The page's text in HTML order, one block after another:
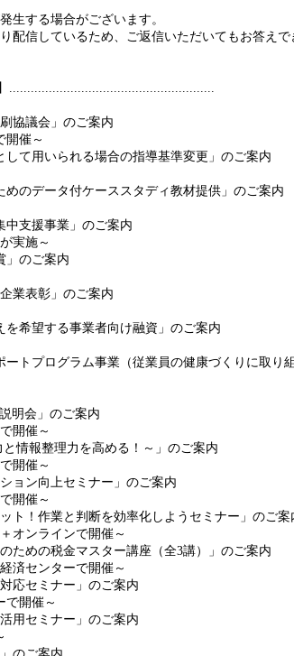
生する場合がございます。
配信しているため、ご返信いただいてもお答えで
.........................................................
協議会」のご案内
催～
して用いられる場合の指導基準変更」のご案内
めのデータ付ケーススタディ教材提供」のご案内
中支援事業」のご案内
実施～
」のご案内
業表彰」のご案内
を希望する事業者向け融資」のご案内
ートプログラム事業（従業員の健康づくりに取り
明会」のご案内
開催～
と情報整理力を高める！～」のご案内
開催～
ョン向上セミナー」のご案内
開催～
ト！作業と判断を効率化しようセミナー」のご案
ンラインで開催～
ための税金マスター講座（全3講）」のご案内
済センターで開催～
応セミナー」のご案内
開催～
用セミナー」のご案内